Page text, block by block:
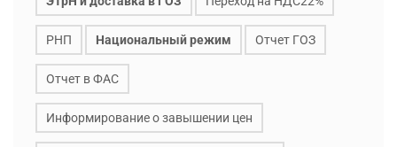
РНП Национальный режим Отчет ГОЗ
Отчет в ФАС
Информирование о завышении цен